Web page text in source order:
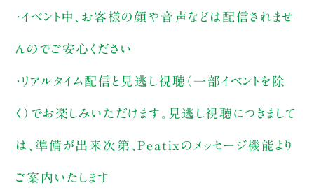
・イベント中、お客様の顔や音声などは配信されませ
んのでご安心ください
・リアルタイム配信と見逃し視聴（一部イベントを除
く）でお楽しみいただけます。見逃し視聴につきまして
は、準備が出来次第、Peatixのメッセージ機能より
ご案内いたします